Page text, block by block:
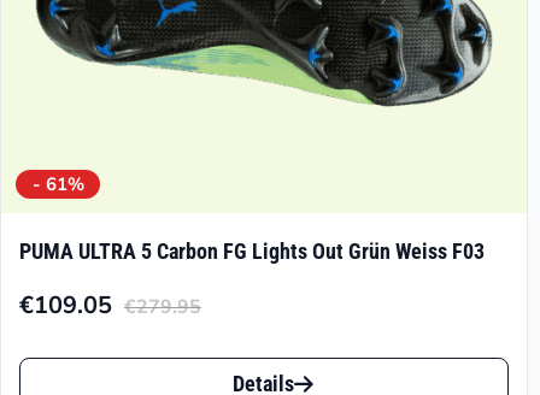
- 61%
PUMA ULTRA 5 Carbon FG Lights Out Grün Weiss F03
€279.95
Ursprünglicher
Preis
€109.05
Aktueller
Preis
Dieses
Details